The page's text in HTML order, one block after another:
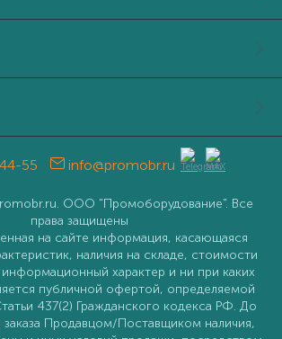
55 info@promobr.ru
ООО "Промоборудование". Все
права защищены
на сайте информация, касающаяся
наличия на складе, стоимости
характер и ни при каких
публичной офертой, определяемой
437(2) Гражданского кодекса РФ. До
Продавцом/Поставщиком наличия,